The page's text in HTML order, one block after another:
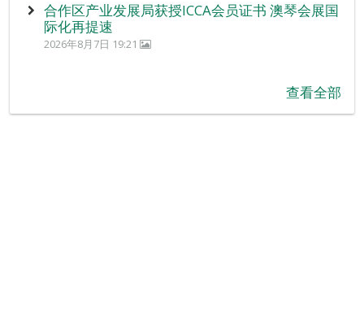
合作区产业发展局获授ICCA会员证书 澳琴会展国
际化再提速
2026年8月7日 19:21
查看全部